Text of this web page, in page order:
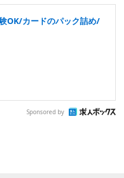
OK/カードのパック詰め/
Sponsored by